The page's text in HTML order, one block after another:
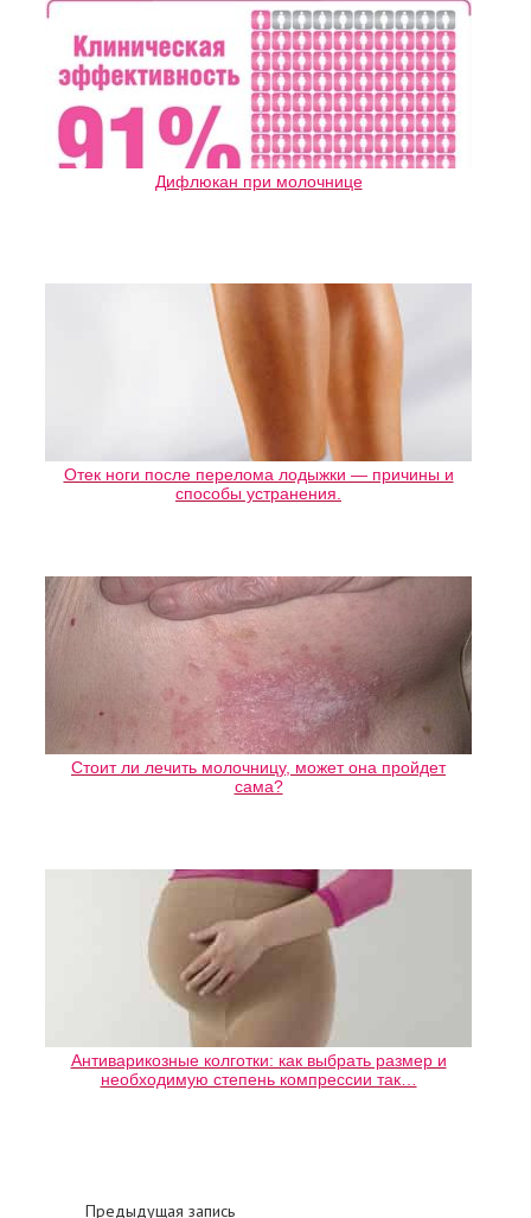
Дифлюкан при молочнице
Отек ноги после перелома лодыжки — причины и
способы устранения.
Стоит ли лечить молочницу, может она пройдет
сама?
Антиварикозные колготки: как выбрать размер и
необходимую степень компрессии так…
Предыдущая запись